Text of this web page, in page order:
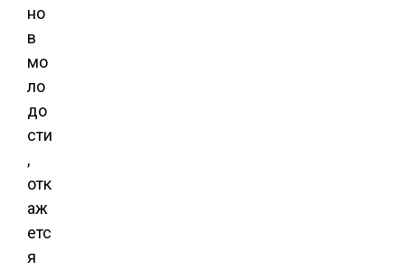
но
в
мо
ло
до
сти
,
отк
аж
етс
я